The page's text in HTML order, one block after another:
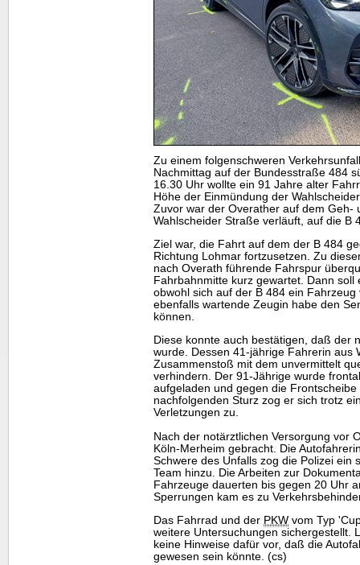
Zu einem folgenschweren
Nachmittag auf der Bundesstraße 484
16.30 Uhr wollte ein 91 Jahre alter
Höhe der Einmündung der
Zuvor war der Overather auf dem Geh-
Wahlscheider Straße verläuft, auf die B
Ziel war, die Fahrt auf dem der B 484
Richtung Lohmar fortzusetzen. Zu
nach Overath führende Fahrspur
Fahrbahnmitte kurz gewartet. Dann
obwohl sich auf der B 484 ein
ebenfalls wartende Zeugin habe den
können.
Diese konnte auch bestätigen, daß der
wurde. Dessen 41-jährige Fahrerin aus
Zusammenstoß mit dem unvermittelt
verhindern. Der 91-Jährige wurde
aufgeladen und gegen die
nachfolgenden Sturz zog er sich trotz
Verletzungen zu.
Nach der notärztlichen Versorgung vor
Köln-Merheim gebracht. Die
Schwere des Unfalls zog die Polizei ein
Team hinzu. Die Arbeiten zur
Fahrzeuge dauerten bis gegen 20 Uhr
Sperrungen kam es zu
Das Fahrrad und der PKW vom Typ
weitere Untersuchungen sichergestellt.
keine Hinweise dafür vor, daß die
gewesen sein könnte. (cs)